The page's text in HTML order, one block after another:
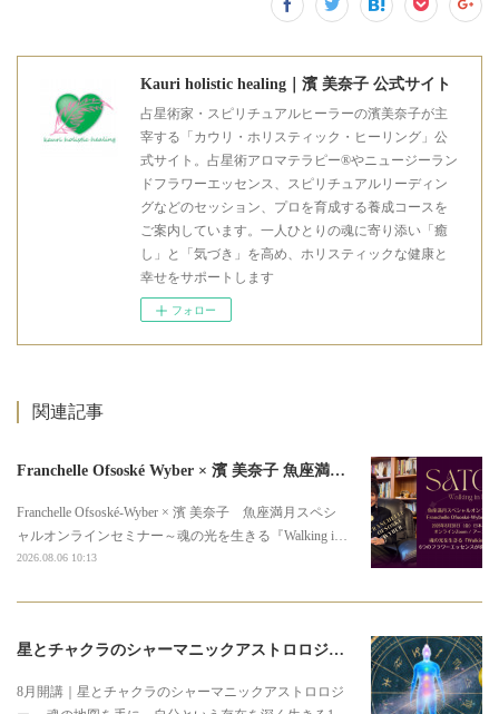
Kauri holistic healing｜濱 美奈子 公式サイト
占星術家・スピリチュアルヒーラーの濱美奈子が主
宰する「カウリ・ホリスティック・ヒーリング」公
式サイト。占星術アロマテラピー®やニュージーラン
ドフラワーエッセンス、スピリチュアルリーディン
グなどのセッション、プロを育成する養成コースを
ご案内しています。一人ひとりの魂に寄り添い「癒
し」と「気づき」を高め、ホリスティックな健康と
幸せをサポートします
フォロー
関連記事
Franchelle Ofsoské Wyber × 濱 美奈子 魚座満月スペシャルオンラインセミナー
Franchelle Ofsoské-Wyber × 濱 美奈子 魚座満月スペシ
ャルオンラインセミナー～魂の光を生きる『Walking i…
2026.08.06 10:13
星とチャクラのシャーマニックアストロロジー3期募集のお知らせ
8月開講｜星とチャクラのシャーマニックアストロロジ